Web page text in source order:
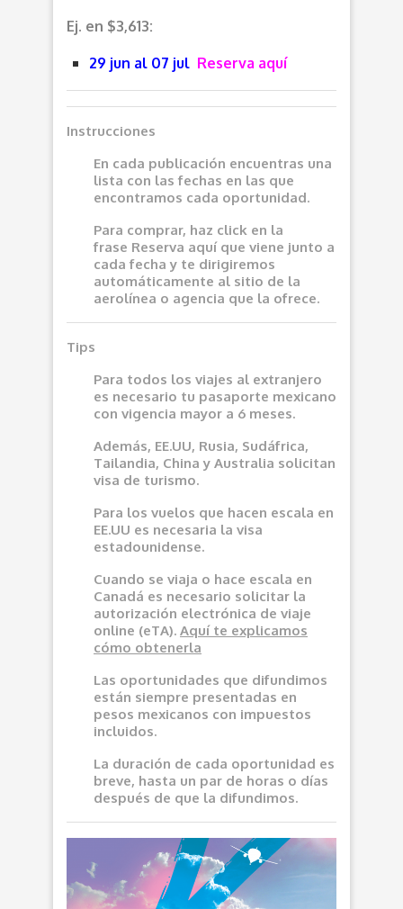
Ej. en $3,613:
29 jun al 07 jul Reserva aquí
Instrucciones
En cada publicación encuentras una
lista con las fechas en las que
encontramos cada oportunidad.
Para comprar, haz click en la
frase Reserva aquí que viene junto a
cada fecha y te dirigiremos
automáticamente al sitio de la
aerolínea o agencia que la ofrece.
Tips
Para todos los viajes al extranjero
es necesario tu pasaporte mexicano
con vigencia mayor a 6 meses.
Además, EE.UU, Rusia, Sudáfrica,
Tailandia, China y Australia solicitan
visa de turismo.
Para los vuelos que hacen escala en
EE.UU es necesaria la visa
estadounidense.
Cuando se viaja o hace escala en
Canadá es necesario solicitar la
autorización electrónica de viaje
online (eTA). Aquí te explicamos
cómo obtenerla
Las oportunidades que difundimos
están siempre presentadas en
pesos mexicanos con impuestos
incluidos.
La duración de cada oportunidad es
breve, hasta un par de horas o días
después de que la difundimos.